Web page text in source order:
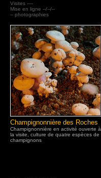
Champignonnière des Roches
Champignonnière en activité ouverte à
la visite, culture de quatre espèces de
champignons
Visites ----
Mise en ligne --/--/--
-- photographies